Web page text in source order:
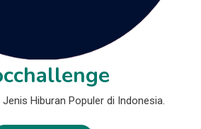
Hiburan Populer di Indonesia.